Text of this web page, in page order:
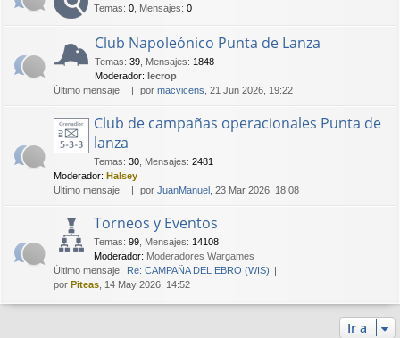
Temas: 0 Mensajes: 0
Club Napoleónico Punta de Lanza
Temas: 39 Mensajes: 1848
Moderador: lecrop
Último mensaje:
por macvicens , 21 Jun 2026, 19:22
Club de campañas operacionales Punta de
lanza
Temas: 30 Mensajes: 2481
Moderador: Halsey
Último mensaje:
por JuanManuel , 23 Mar 2026, 18:08
Torneos y Eventos
Temas: 99 Mensajes: 14108
Moderador: Moderadores Wargames
Último mensaje: Re: CAMPAÑA DEL EBRO (WIS)
por Piteas , 14 May 2026, 14:52
Ir a